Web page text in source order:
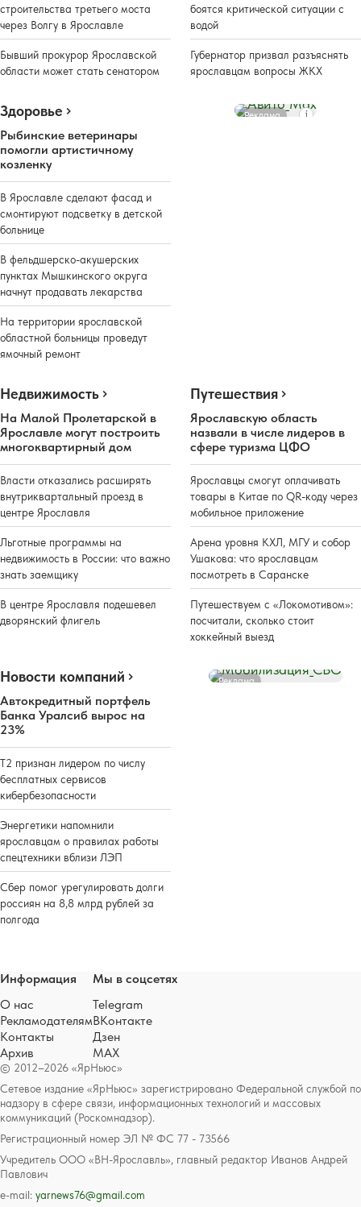
строительства третьего моста
через Волгу в Ярославле
Бывший прокурор Ярославской
области может стать сенатором
боятся критической ситуации с
водой
Губернатор призвал разъяснять
ярославцам вопросы ЖКХ
Здоровье
Рыбинские ветеринары
помогли артистичному
козленку
В Ярославле сделают фасад и
смонтируют подсветку в детской
больнице
В фельдшерско-акушерских
пунктах Мышкинского округа
начнут продавать лекарства
На территории ярославской
областной больницы проведут
ямочный ремонт
Реклама
Недвижимость
На Малой Пролетарской в
Ярославле могут построить
многоквартирный дом
Власти отказались расширять
внутриквартальный проезд в
центре Ярославля
Льготные программы на
недвижимость в России: что важно
знать заемщику
В центре Ярославля подешевел
дворянский флигель
Путешествия
Ярославскую область
назвали в числе лидеров в
сфере туризма ЦФО
Ярославцы смогут оплачивать
товары в Китае по QR-коду через
мобильное приложение
Арена уровня КХЛ, МГУ и собор
Ушакова: что ярославцам
посмотреть в Саранске
Путешествуем с «Локомотивом»:
посчитали, сколько стоит
хоккейный выезд
Новости компаний
Автокредитный портфель
Банка Уралсиб вырос на
23%
Т2 признан лидером по числу
бесплатных сервисов
кибербезопасности
Энергетики напомнили
ярославцам о правилах работы
спецтехники вблизи ЛЭП
Сбер помог урегулировать долги
россиян на 8,8 млрд рублей за
полгода
Реклама
© 2012–2026 «ЯрНьюс»
Сетевое издание «ЯрНьюс» зарегистрировано Федеральной службой по
надзору в сфере связи, информационных технологий и массовых
коммуникаций (Роскомнадзор).
Регистрационный номер ЭЛ № ФС 77 - 73566
Учредитель ООО «ВН-Ярославль», главный редактор Иванов Андрей
Павлович
e-mail: yarnews76@gmail.com
Информация
О нас
Рекламодателям
Контакты
Архив
Мы в соцсетях
Telegram
ВКонтакте
Дзен
MAX